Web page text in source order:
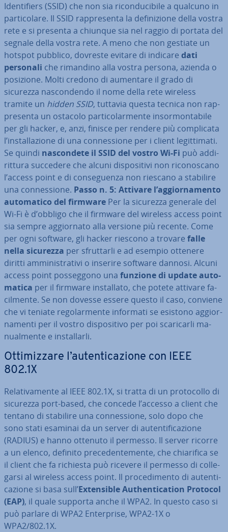
Iden­ti­fiers (SSID) che non sia ri­con­du­ci­bi­le a qualcuno in
par­ti­co­la­re. Il SSID rap­pre­sen­ta la de­fi­ni­zio­ne della vostra
rete e si presenta a chiunque sia nel raggio di portata del
segnale della vostra rete. A meno che non gestiate un
hotspot pubblico, dovreste evitare di indicare dati
personali che rimandino alla vostra persona, azienda o
posizione. Molti credono di aumentare il grado di
sicurezza na­scon­den­do il nome della rete wireless
tramite un hidden SSID, tuttavia questa tecnica non rap­
pre­sen­ta un ostacolo par­ti­co­lar­men­te in­sor­mon­ta­bi­le
per gli hacker, e, anzi, finisce per rendere più com­pli­ca­ta
l’in­stal­la­zio­ne di una con­nes­sio­ne per i client le­git­ti­ma­ti.
Se quindi na­scon­de­te il SSID del vostro Wi-Fi può ad­di­
rit­tu­ra succedere che alcuni di­spo­si­ti­vi non ri­co­no­sca­no
l’access point e di con­se­guen­za non riescano a stabilire
una con­nes­sio­ne. Passo n. 5: Attivare l’ag­gior­na­men­to
au­to­ma­ti­co del firmware Per la sicurezza generale del
Wi-Fi è d’obbligo che il firmware del wireless access point
sia sempre ag­gior­na­to alla versione più recente. Come
per ogni software, gli hacker riescono a trovare falle
nella sicurezza per sfrut­tar­li e ad esempio ottenere
diritti am­mi­ni­stra­ti­vi o inserire software dannosi. Alcuni
access point pos­seg­go­no una funzione di update au­to­
ma­ti­ca per il firmware in­stal­la­to, che potete attivare fa­
cil­men­te. Se non dovesse essere questo il caso, conviene
che vi teniate re­go­lar­men­te informati se esistono ag­gior­
na­men­ti per il vostro di­spo­si­ti­vo per poi sca­ri­car­li ma­
nual­men­te e in­stal­lar­li.
Ot­ti­miz­za­re l’au­ten­ti­ca­zio­ne con IEEE
802.1X
Re­la­ti­va­men­te al IEEE 802.1X, si tratta di un pro­to­col­lo di
sicurezza port-based, che concede l’accesso a client che
tentano di stabilire una con­nes­sio­ne, solo dopo che
sono stati esaminai da un server di au­ten­ti­fi­ca­zio­ne
(RADIUS) e hanno ottenuto il permesso. Il server ricorre
a un elenco, definito pre­ce­den­te­men­te, che chia­ri­fi­ca se
il client che fa richiesta può ricevere il permesso di col­le­
gar­si al wireless access point. Il pro­ce­di­men­to di au­ten­ti­
ca­zio­ne si basa sull’Ex­ten­si­ble Au­then­ti­ca­tion Protocol
(EAP), il quale supporta anche il WPA2. In questo caso si
può parlare di WPA2 En­ter­pri­se, WPA2-1X o
WPA2/802.1X.